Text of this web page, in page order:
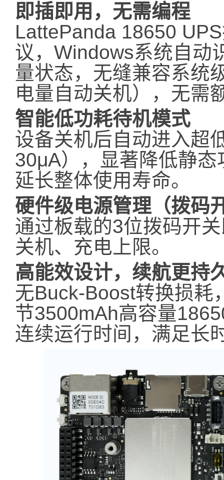
即插即用，无需编程
LattePanda 18650
议，Windows系统自动
量状态，无缝兼容系统
电量自动关机），无需
智能低功耗待机模式
设备关机后自动进入超
30μA），显著降低静
延长整体使用寿命。
硬件级电源管理（拨码
通过板载的3位拨码开
关机、充电上限。
高能效设计，续航更持
无Buck-Boost转换损耗
节3500mAh高容量
连续运行时间，满足长